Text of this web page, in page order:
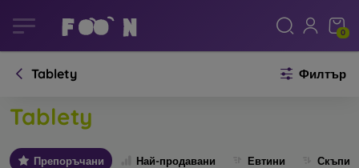
0
Tablety Филтър
Tablety
Препоръчани Най-продавани Евтини Скъпи